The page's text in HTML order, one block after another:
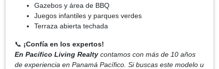
Gazebos y área de BBQ
Juegos infantiles y parques verdes
Terraza abierta techada
📞 ¡Confía en los expertos!
En Pacífico Living Realty contamos con más de 10 años
de experiencia en Panamá Pacífico. Si buscas este modelo u